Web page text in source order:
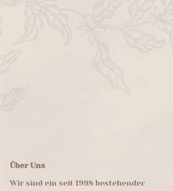
Über Uns
Wir sind ein seit 1998 bestehender